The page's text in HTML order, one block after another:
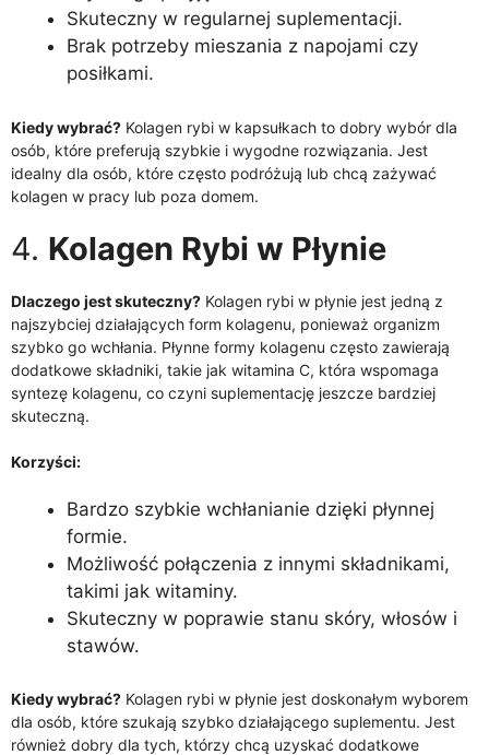
Skuteczny w regularnej suplementacji.
Brak potrzeby mieszania z napojami czy
posiłkami.
Kiedy wybrać? Kolagen rybi w kapsułkach to dobry wybór dla
osób, które preferują szybkie i wygodne rozwiązania. Jest
idealny dla osób, które często podróżują lub chcą zażywać
kolagen w pracy lub poza domem.
4. Kolagen Rybi w Płynie
Dlaczego jest skuteczny? Kolagen rybi w płynie jest jedną z
najszybciej działających form kolagenu, ponieważ organizm
szybko go wchłania. Płynne formy kolagenu często zawierają
dodatkowe składniki, takie jak witamina C, która wspomaga
syntezę kolagenu, co czyni suplementację jeszcze bardziej
skuteczną.
Korzyści:
Bardzo szybkie wchłanianie dzięki płynnej
formie.
Możliwość połączenia z innymi składnikami,
takimi jak witaminy.
Skuteczny w poprawie stanu skóry, włosów i
stawów.
Kiedy wybrać? Kolagen rybi w płynie jest doskonałym wyborem
dla osób, które szukają szybko działającego suplementu. Jest
również dobry dla tych, którzy chcą uzyskać dodatkowe